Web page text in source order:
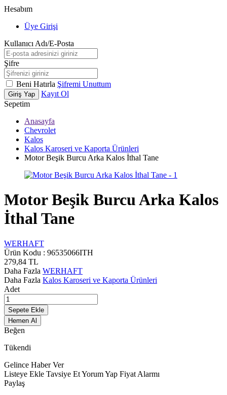
Hesabım
Üye Girişi
Kullanıcı Adı/E-Posta
Şifre
Beni Hatırla Şifremi Unuttum
Giriş Yap
Kayıt Ol
Sepetim
Anasayfa
Chevrolet
Kalos
Kalos Karoseri ve Kaporta Ürünleri
Motor Beşik Burcu Arka Kalos İthal Tane
Motor Beşik Burcu Arka Kalos
İthal Tane
WERHAFT
Ürün Kodu : 96535066ITH
279,84 TL
Daha Fazla WERHAFT
Daha Fazla Kalos Karoseri ve Kaporta Ürünleri
Adet
Sepete Ekle
Hemen Al
Beğen
Tükendi
Gelince Haber Ver
Listeye Ekle Tavsiye EtYorum Yap Fiyat Alarmı
Paylaş